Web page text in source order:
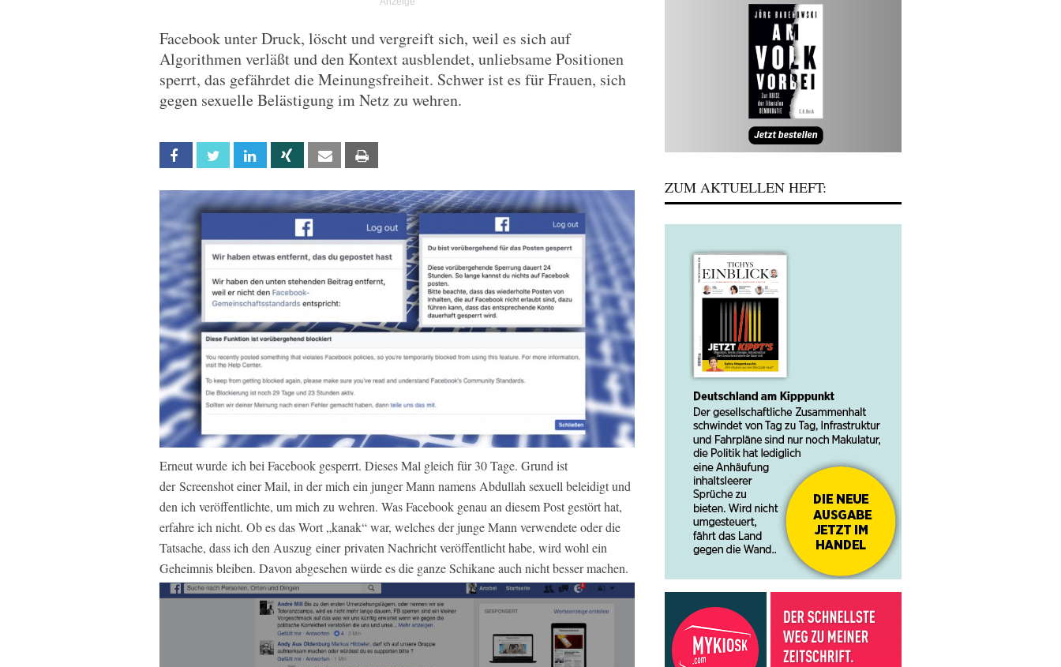
Facebook unter Druck, löscht und vergreift sich, weil es sich auf
Algorithmen verläßt und den Kontext ausblendet, unliebsame Positionen
sperrt, das gefährdet die Meinungsfreiheit. Schwer ist es für Frauen, sich
gegen sexuelle Belästigung im Netz zu wehren.
Facebook Twitter Linkedin Xing Email
Erneut wurde ich bei Facebook gesperrt. Dieses Mal gleich für 30 Tage. Grund ist
der Screenshot einer Mail, in der mich ein junger Mann namens Abdullah sexuell beleidigt und
den ich veröffentlichte, um mich zu wehren. Was Facebook genau an diesem Post gestört hat,
erfahre ich nicht. Ob es das Wort „kanak“ war, welches der junge Mann verwendete oder die
Tatsache, dass ich den Auszug einer privaten Nachricht veröffentlicht habe, wird wohl ein
Geheimnis bleiben. Davon abgesehen würde es die ganze Schikane auch nicht besser machen.
ZUM AKTUELLEN HEFT: